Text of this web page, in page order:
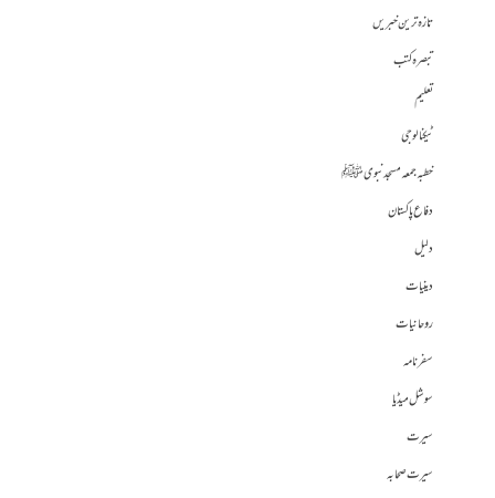
تازہ ترین خبریں
تبصرہ کتب
تعلیم
ٹیکنالوجی
خطبہ جمعہ مسجد نبوی ﷺ
دفاع پاکستان
دلیل
دینیات
روحانیات
سفرنامہ
سوشل میڈیا
سیرت
سیرت صحابہ